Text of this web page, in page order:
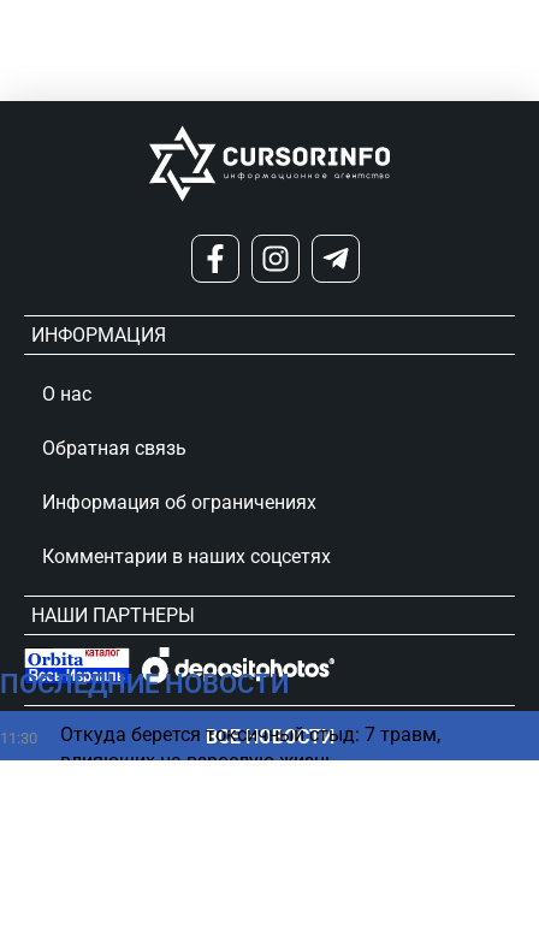
ПОСЛЕДНИЕ НОВОСТИ
11:30
Откуда берется токсичный стыд: 7 травм,
влияющих на взрослую жизнь
ВСЕ НОВОСТИ
ИНФОРМАЦИЯ
О нас
Обратная связь
Информация об ограничениях
Комментарии в наших соцсетях
НАШИ ПАРТНЕРЫ
сursorinfo.co.il © Все права защищены